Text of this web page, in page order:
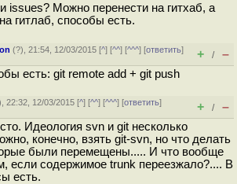
issues? Можно перенести на гитхаб, а
гитлаб, способы есть.
(?), 21:54, 12/03/2015 [^] [^^] [^^^] [ответить]
+ / –
есть: git remote add + git push
22:32, 12/03/2015 [^] [^^] [^^^] [ответить]
+ / –
Идеология svn и git несколько
конечно, взять git-svn, но что делать
были перемещены..... И что вообще
если содержимое trunk переезжало?.... В
есть.